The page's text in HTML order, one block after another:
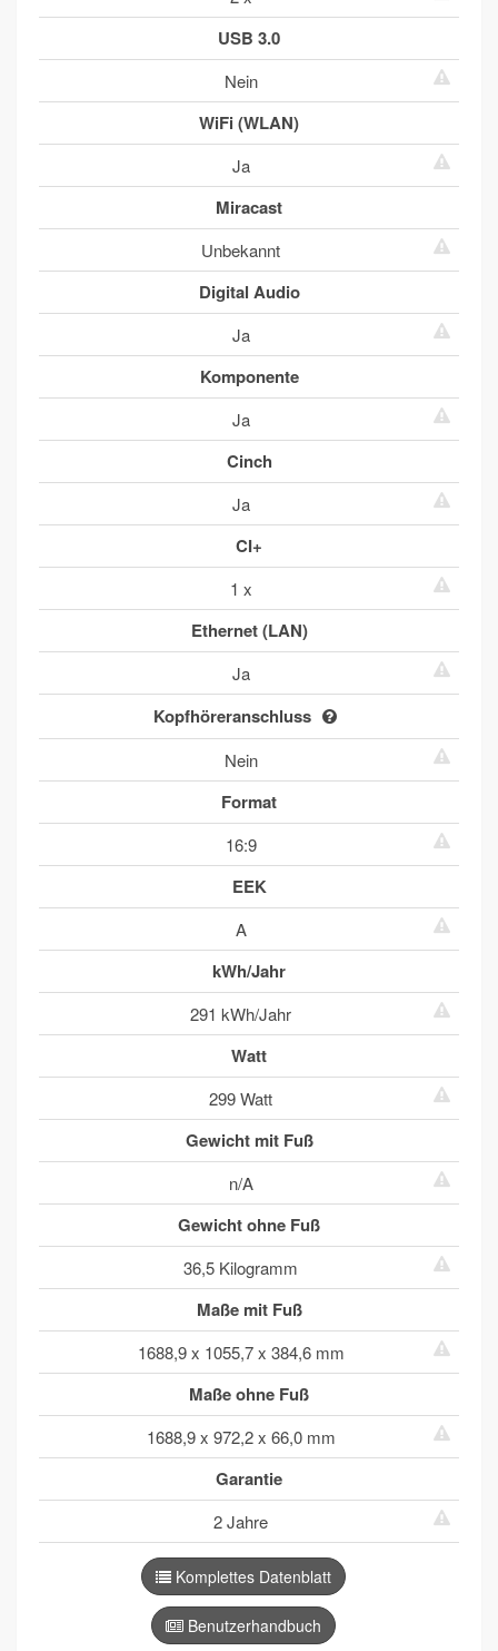
USB 3.0
Nein
WiFi (WLAN)
Ja
Miracast
Unbekannt
Digital Audio
Ja
Komponente
Ja
Cinch
Ja
CI+
1 x
Ethernet (LAN)
Ja
Kopfhöreranschluss
Nein
Format
16:9
EEK
A
kWh/Jahr
291 kWh/Jahr
Watt
299 Watt
Gewicht mit Fuß
n/A
Gewicht ohne Fuß
36,5 Kilogramm
Maße mit Fuß
1688,9 x 1055,7 x 384,6 mm
Maße ohne Fuß
1688,9 x 972,2 x 66,0 mm
Garantie
2 Jahre
Komplettes Datenblatt
Benutzerhandbuch